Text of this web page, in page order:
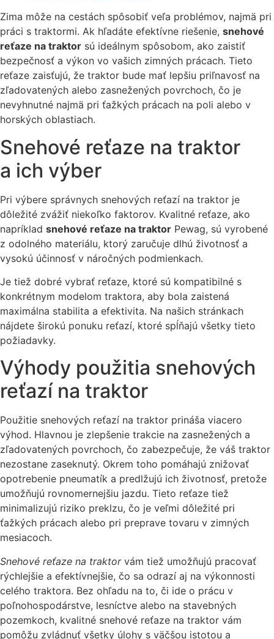
Zima môže na cestách spôsobiť veľa problémov, najmä pri
práci s traktormi. Ak hľadáte efektívne riešenie, snehové
reťaze na traktor sú ideálnym spôsobom, ako zaistiť
bezpečnosť a výkon vo vašich zimných prácach. Tieto
reťaze zaisťujú, že traktor bude mať lepšiu priľnavosť na
zľadovatených alebo zasnežených povrchoch, čo je
nevyhnutné najmä pri ťažkých prácach na poli alebo v
horských oblastiach.
Snehové reťaze na traktor
a ich výber
Pri výbere správnych snehových reťazí na traktor je
dôležité zvážiť niekoľko faktorov. Kvalitné reťaze, ako
napríklad snehové reťaze na traktor Pewag, sú vyrobené
z odolného materiálu, ktorý zaručuje dlhú životnosť a
vysokú účinnosť v náročných podmienkach.
Je tiež dobré vybrať reťaze, ktoré sú kompatibilné s
konkrétnym modelom traktora, aby bola zaistená
maximálna stabilita a efektivita. Na našich stránkach
nájdete širokú ponuku reťazí, ktoré spĺňajú všetky tieto
požiadavky.
Výhody použitia snehových
reťazí na traktor
Použitie snehových reťazí na traktor prináša viacero
výhod. Hlavnou je zlepšenie trakcie na zasnežených a
zľadovatených povrchoch, čo zabezpečuje, že váš traktor
nezostane zaseknutý. Okrem toho pomáhajú znižovať
opotrebenie pneumatík a predlžujú ich životnosť, pretože
umožňujú rovnomernejšiu jazdu. Tieto reťaze tiež
minimalizujú riziko preklzu, čo je veľmi dôležité pri
ťažkých prácach alebo pri preprave tovaru v zimných
mesiacoch.
Snehové reťaze na traktorvám tiež umožňujú pracovať
rýchlejšie a efektívnejšie, čo sa odrazí aj na výkonnosti
celého traktora. Bez ohľadu na to, či ide o prácu v
poľnohospodárstve, lesníctve alebo na stavebných
pozemkoch, kvalitné snehové reťaze na traktor vám
pomôžu zvládnuť všetky úlohy s väčšou istotou a